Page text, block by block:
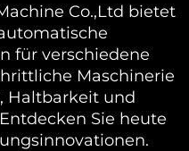
Co.,Ltd bietet
für verschiedene
Maschinerie
Haltbarkeit und
Sie heute